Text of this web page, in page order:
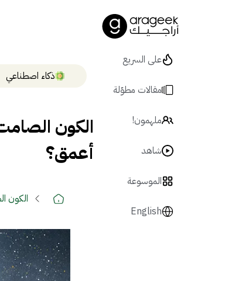
على السريع
مقالات مطوّلة
ملهمون!
شاهد
الموسوعة
English
ذكاء اصطناعي
الكون
أعمق؟
الكون